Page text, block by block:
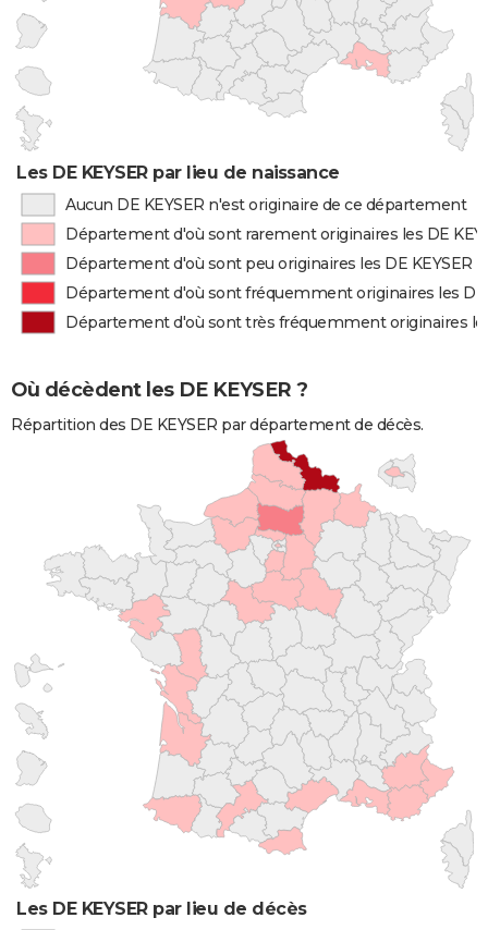
Les DE KEYSER par lieu de naissance
Aucun DE KEYSER n'est originaire de ce département
Département d'où sont rarement originaires les DE
Département d'où sont peu originaires les DE KEYSER
Département d'où sont fréquemment originaires les DE
Département d'où sont très fréquemment originaires
Où décèdent les DE KEYSER ?
Répartition des DE KEYSER par département de décès.
Les DE KEYSER par lieu de décès